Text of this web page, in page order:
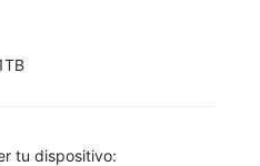
tu dispositivo: